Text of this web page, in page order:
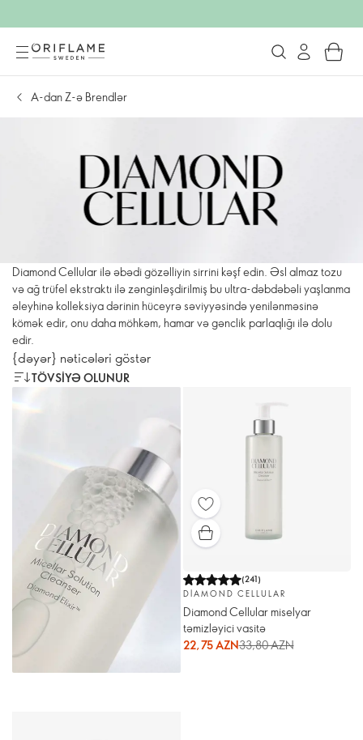
A-dan Z-ə Brendlər
Diamond Cellular ilə əbədi gözəlliyin sirrini kəşf edin. Əsl almaz tozu
və ağ trüfel ekstraktı ilə zənginləşdirilmiş bu ultra-dəbdəbəli yaşlanma
əleyhinə kolleksiya dərinin hüceyrə səviyyəsində yenilənməsinə
kömək edir, onu daha möhkəm, hamar və gənclik parlaqlığı ilə dolu
edir.
{dəyər} nəticələri göstər
TÖVSIYƏ OLUNUR
(241)
DIAMOND CELLULAR
Diamond Cellular miselyar
təmizləyici vasitə
22,75 AZN33,80 AZN